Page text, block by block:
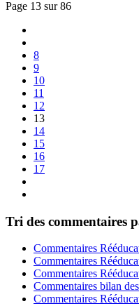
Page 13 sur 86
8
9
10
11
12
13
14
15
16
17
Tri des commentaires
Commentaires
Commentaires
Commentaires
Commentaires bilan
Commentaires